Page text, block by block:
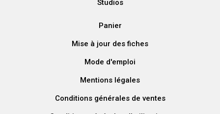
Studios
Panier
Mise à jour des fiches
Mode d'emploi
Mentions légales
Conditions générales de ventes